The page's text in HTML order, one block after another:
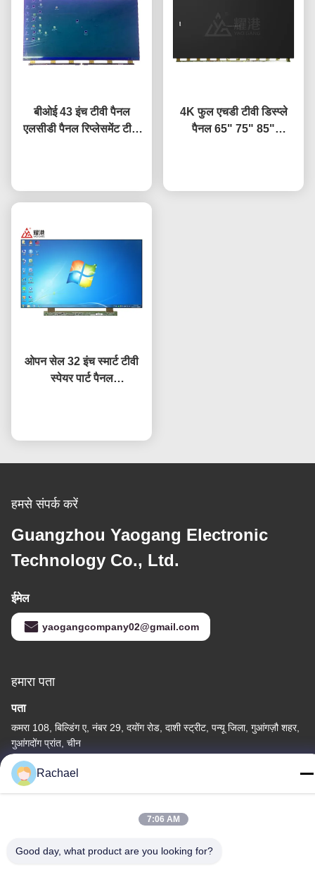
बीओई 43 इंच टीवी पैनल
एलसीडी पैनल रिप्लेसमेंट टीवी
4K फुल एचडी टीवी डिस्प्ले
पैनल 65" 75" 85"
ओपन सेल 32 इंच स्मार्ट टीवी
स्पेयर पार्ट पैनल
हमसे संपर्क करें
Guangzhou Yaogang Electronic
Technology Co., Ltd.
ईमेल
yaogangcompany02@gmail.com
हमारा पता
पता
कमरा 108, बिल्डिंग ए, नंबर 29, दयोंग रोड, दाशी स्ट्रीट, पन्यू जिला, गुआंगज़ौ शहर,
गुआंगदोंग प्रांत, चीन
टेलीफोन
0086-15112103717
Rachael
7:06 AM
Good day, what product are you looking for?